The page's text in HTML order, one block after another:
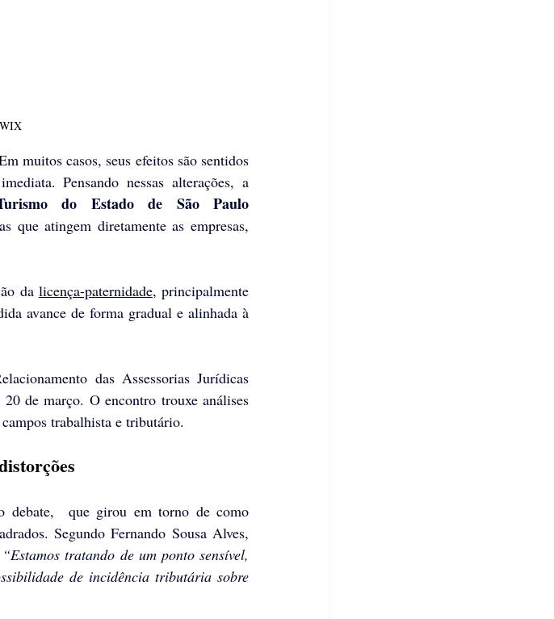
muitos casos, seus efeitos são sentidos
do Estado de São Paulo
que atingem diretamente as empresas,
da licença-paternidade, principalmente
avance de forma gradual e alinhada à
das Assessorias Jurídicas
de março. O encontro trouxe análises
trabalhista e tributário.
debate,  que girou em torno de como
Segundo Fernando Sousa Alves,
“Estamos tratando de um ponto sensível,
de incidência tributária sobre